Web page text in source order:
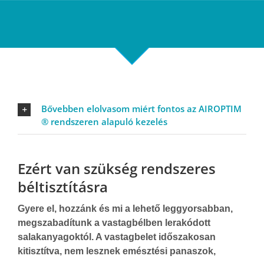
Bővebben elolvasom miért fontos az AIROPTIM
® rendszeren alapuló kezelés
Ezért van szükség rendszeres
béltisztításra
Gyere el, hozzánk és mi a lehető leggyorsabban,
megszabadítunk a vastagbélben lerakódott
salakanyagoktól. A vastagbelet időszakosan
kitisztítva, nem lesznek emésztési panaszok,